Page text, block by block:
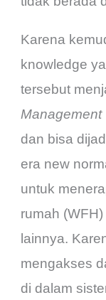
Karena
knowledge
tersebut
Management
dan bisa
era new
untuk
rumah
lainnya.
mengakses
di dalam